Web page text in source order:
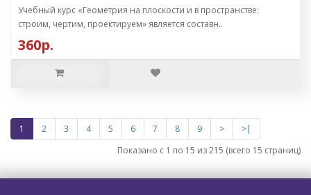
Учебный курс «Геометрия на плоскости и в пространстве:
строим, чертим, проектируем» является составн..
360р.
1 2 3 4 5 6 7 8 9 >
>|
Показано с 1 по 15 из 215 (всего 15 страниц)